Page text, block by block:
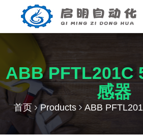
ABB PFTL201C
感器
首页 Products ABB